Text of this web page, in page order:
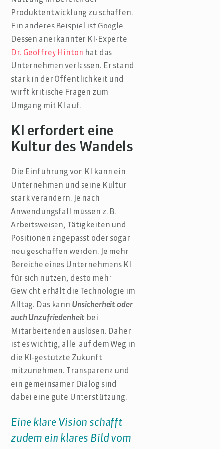
Produktentwicklung zu schaffen.
Ein anderes Beispiel ist Google.
Dessen anerkannter KI-Experte
Dr. Geoffrey Hinton hat das
Unternehmen verlassen. Er stand
stark in der Öffentlichkeit und
wirft kritische Fragen zum
Umgang mit KI auf.
KI erfordert eine
Kultur des Wandels
Die Einführung von KI kann ein
Unternehmen und seine Kultur
stark verändern. Je nach
Anwendungsfall müssen z. B.
Arbeitsweisen, Tätigkeiten und
Positionen angepasst oder sogar
neu geschaffen werden. Je mehr
Bereiche eines Unternehmens KI
für sich nutzen, desto mehr
Gewicht erhält die Technologie im
Alltag. Das kann Unsicherheit oder
auch Unzufriedenheit bei
Mitarbeitenden auslösen. Daher
ist es wichtig, alle auf dem Weg in
die KI-gestützte Zukunft
mitzunehmen. Transparenz und
ein gemeinsamer Dialog sind
dabei eine gute Unterstützung.
Eine klare Vision schafft
zudem ein klares Bild vom